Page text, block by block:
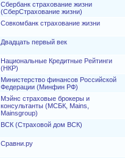
Сбербанк страхование жизни
(СберСтрахование жизни)
Совкомбанк страхование жизни
Двадцать первый век
Национальные Кредитные Рейтинги
(НКР)
Министерство финансов Российской
Федерации (Минфин РФ)
Мэйнс страховые брокеры и
консультанты (МСБК, Mains,
Mainsgroup)
ВСК (Страховой дом ВСК)
Сравни.ру